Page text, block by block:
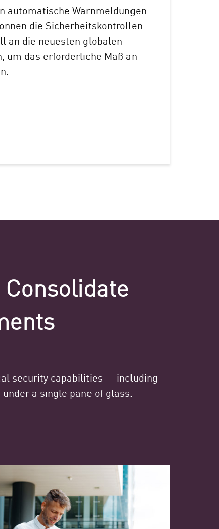
automatische Warnmeldungen
die Sicherheitskontrollen
an die neuesten globalen
um das erforderliche Maß an
security capabilities — including
a single pane of glass.